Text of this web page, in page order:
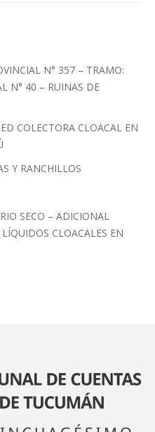
N° 357 – TRAMO:
N° 40 – RUINAS DE
COLECTORA CLOACAL EN
Y RANCHILLOS
SECO – ADICIONAL
CLOACALES EN